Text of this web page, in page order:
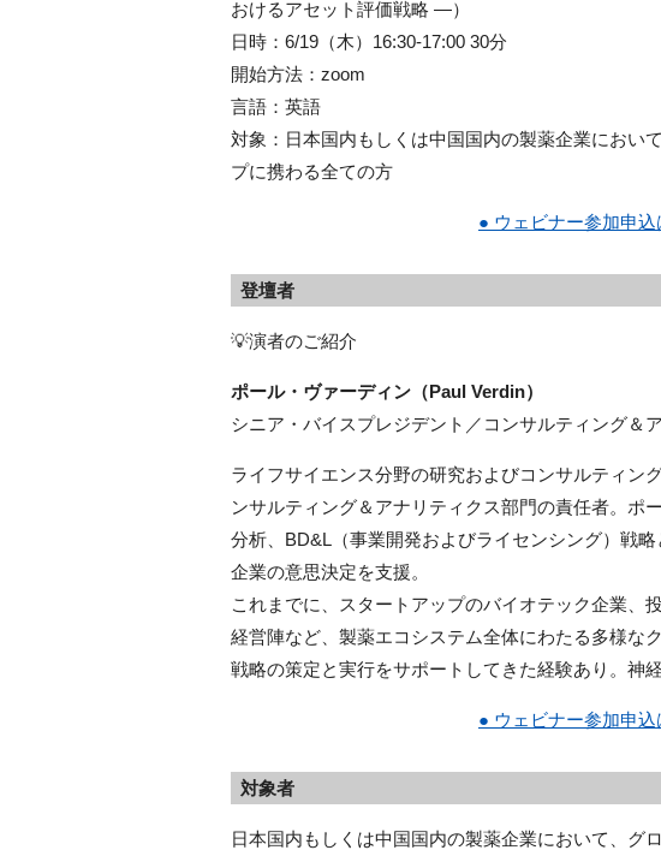
おけるアセット評価戦略 ―）
日時：6/19（木）16:30-17:00 30分
開始方法：zoom
言語：英語
対象：日本国内もしくは中国国内の製薬企業におい
プに携わる全ての方
● ウェビナー参加申込
登壇者
💡演者のご紹介
ポール・ヴァーディン（Paul Verdin）
シニア・バイスプレジデント／コンサルティング＆
ライフサイエンス分野の研究およびコンサルティン
ンサルティング＆アナリティクス部門の責任者。ポ
分析、BD&L（事業開発およびライセンシング）戦
企業の意思決定を支援。
これまでに、スタートアップのバイオテック企業、
経営陣など、製薬エコシステム全体にわたる多様な
戦略の策定と実行をサポートしてきた経験あり。神
● ウェビナー参加申込
対象者
日本国内もしくは中国国内の製薬企業において、グ